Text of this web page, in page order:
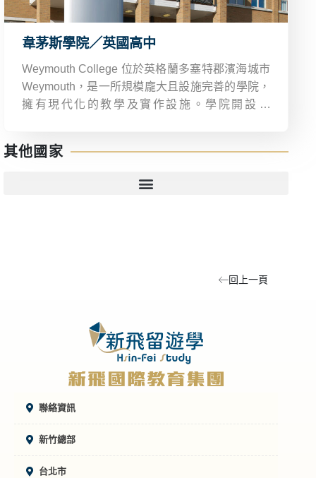
韋茅斯學院／英國高中
Weymouth College 位於英格蘭多塞特郡濱海城市
Weymouth，是一所規模龐大且設施完善的學院，
擁有現代化的教學及實作設施。學院開設 A
其他國家
回上一頁
聯絡資訊
新竹總部
台北市